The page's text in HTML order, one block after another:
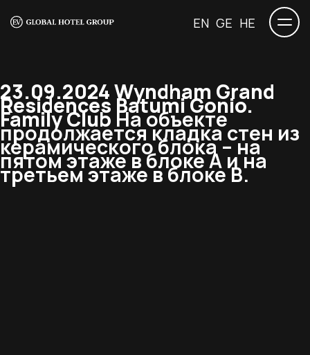
EN GE HE
23.09.2024 Wyndham Grand
Residences Batumi Gonio.
Family Club На объекте
продолжается кладка стен из
керамического блока – на
пятом этаже в блоке А и на
третьем этаже в блоке В.